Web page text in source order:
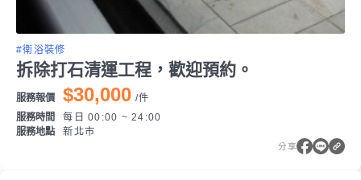
#衛浴裝修
拆除打石清運工程，歡迎預約。
服務報價 $30,000 /件
服務時間
每日 00:00 ~ 24:00
服務地點
新北市
分享